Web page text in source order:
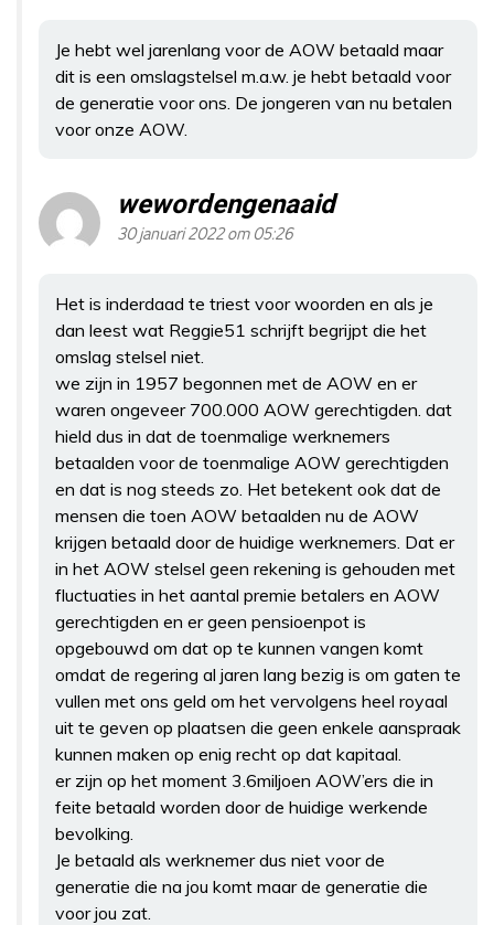
Je hebt wel jarenlang voor de AOW betaald maar
dit is een omslagstelsel m.a.w. je hebt betaald voor
de generatie voor ons. De jongeren van nu betalen
voor onze AOW.
wewordengenaaid
30 januari 2022 om 05:26
Het is inderdaad te triest voor woorden en als je
dan leest wat Reggie51 schrijft begrijpt die het
omslag stelsel niet.
we zijn in 1957 begonnen met de AOW en er
waren ongeveer 700.000 AOW gerechtigden. dat
hield dus in dat de toenmalige werknemers
betaalden voor de toenmalige AOW gerechtigden
en dat is nog steeds zo. Het betekent ook dat de
mensen die toen AOW betaalden nu de AOW
krijgen betaald door de huidige werknemers. Dat er
in het AOW stelsel geen rekening is gehouden met
fluctuaties in het aantal premie betalers en AOW
gerechtigden en er geen pensioenpot is
opgebouwd om dat op te kunnen vangen komt
omdat de regering al jaren lang bezig is om gaten te
vullen met ons geld om het vervolgens heel royaal
uit te geven op plaatsen die geen enkele aanspraak
kunnen maken op enig recht op dat kapitaal.
er zijn op het moment 3.6miljoen AOW’ers die in
feite betaald worden door de huidige werkende
bevolking.
Je betaald als werknemer dus niet voor de
generatie die na jou komt maar de generatie die
voor jou zat.